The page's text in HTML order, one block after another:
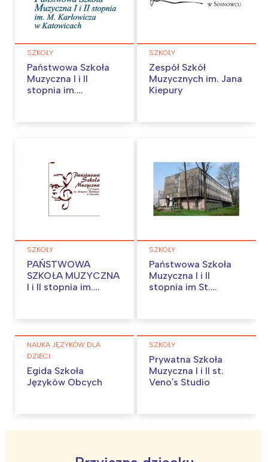
SZKOŁY
Państwowa Szkoła
Muzyczna I i II
stopnia im.
SZKOŁY
Zespół Szkół
Muzycznych im. Jana
Kiepury
SZKOŁY
PAŃSTWOWA
SZKOŁA MUZYCZNA
I i II stopnia im.
SZKOŁY
Państwowa Szkoła
Muzyczna I i II
stopnia im St.
NAUKA JĘZYKÓW DLA
DZIECI
Egida Szkoła
Języków Obcych
SZKOŁY
Prywatna Szkoła
Muzyczna I i II st.
Veno′s Studio